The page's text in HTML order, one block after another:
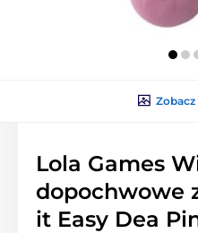
Lola Games
dopochwowe
it Easy Dea